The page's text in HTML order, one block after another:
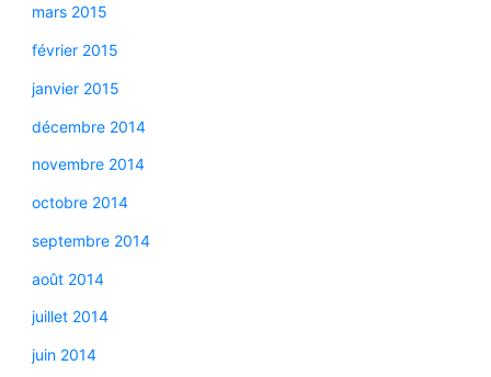
mars 2015
février 2015
janvier 2015
décembre 2014
novembre 2014
octobre 2014
septembre 2014
août 2014
juillet 2014
juin 2014